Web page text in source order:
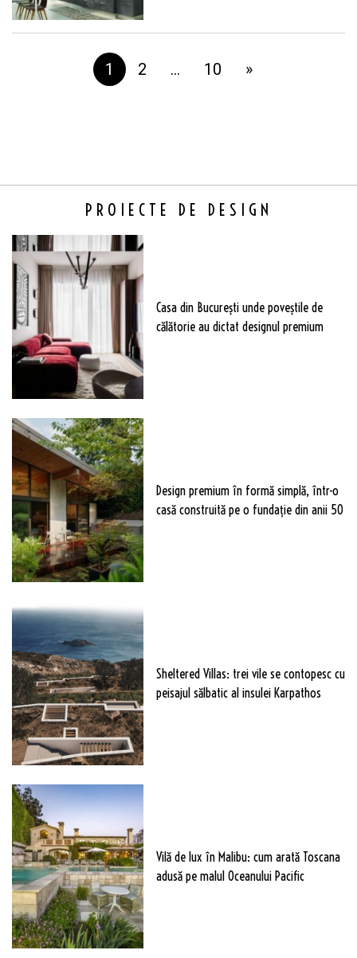
1 2 … 10 »
PROIECTE DE DESIGN
Casa din București unde poveștile de
călătorie au dictat designul premium
Design premium în formă simplă, într-o
casă construită pe o fundație din anii 50
Sheltered Villas: trei vile se contopesc cu
peisajul sălbatic al insulei Karpathos
Vilă de lux în Malibu: cum arată Toscana
adusă pe malul Oceanului Pacific